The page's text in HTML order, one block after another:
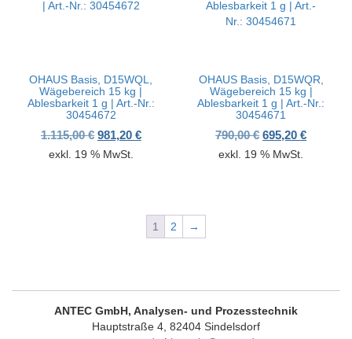
OHAUS Basis, D15WQL,
Wägebereich 15 kg |
Ablesbarkeit 1 g | Art.-Nr.:
30454672
1.115,00€ Ursprünglicher Preis war: 1.115,00 €
981,20 €Aktueller Preis ist: 981,20 €.
exkl. 19 % MwSt.
OHAUS Basis, D15WQR,
Wägebereich 15 kg |
Ablesbarkeit 1 g | Art.-Nr.:
30454671
790,00€ Ursprünglicher
695,20€
exkl. 19 % MwSt.
1 2 →
ANTEC GmbH, Analysen- und Prozesstechnik
Hauptstraße 4, 82404 Sindelsdorf